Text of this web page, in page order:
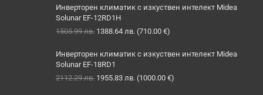
was:
1427.76 лв..
е:
Инверторен климатик с изкуствен интелект Midea
Solunar EF-12RD1H
1505.99лв. Original
was:
1505.99 лв..
1388.64 лв. Текущата
е:
(710.00 €)
Инверторен климатик с изкуствен интелект Midea
Solunar EF-18RD1
2112.29лв. Original
1955.83 лв. Текущата
(1000.00 €)